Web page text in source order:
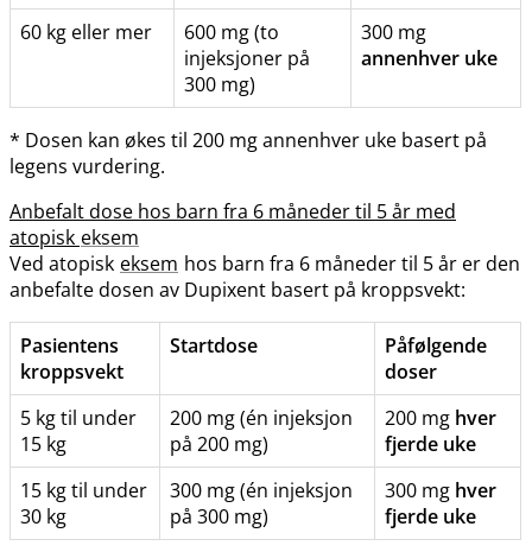
60 kg eller mer
600 mg (to
injeksjoner på
300 mg)
300 mg
annenhver uke
* Dosen kan økes til 200 mg annenhver uke basert på
legens vurdering.
Anbefalt dose hos barn fra 6 måneder til 5 år med
atopisk eksem
Ved atopisk eksem hos barn fra 6 måneder til 5 år er den
anbefalte dosen av Dupixent basert på kroppsvekt:
Pasientens
kroppsvekt
Startdose
Påfølgende
doser
5 kg til under
15 kg
200 mg (én injeksjon
på 200 mg)
200 mg hver
fjerde uke
15 kg til under
30 kg
300 mg (én injeksjon
på 300 mg)
300 mg hver
fjerde uke